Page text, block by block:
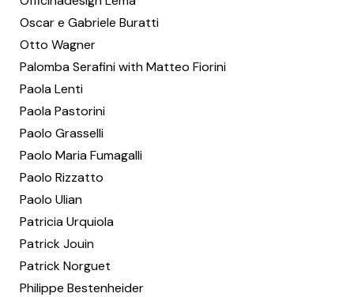
Oscar e Gabriele Buratti
Otto Wagner
Palomba Serafini with Matteo Fiorini
Paola Lenti
Paola Pastorini
Paolo Grasselli
Paolo Maria Fumagalli
Paolo Rizzatto
Paolo Ulian
Patricia Urquiola
Patrick Jouin
Patrick Norguet
Philippe Bestenheider